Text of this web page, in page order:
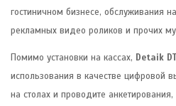
гостиничном бизнесе, обслуживания
рекламных видео роликов и прочих
Помимо установки на кассах, Detaik
использования в качестве цифровой
на столах и проводите